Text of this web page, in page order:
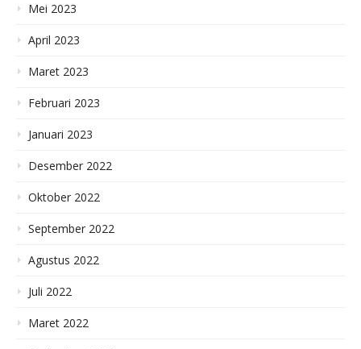
Mei 2023
April 2023
Maret 2023
Februari 2023
Januari 2023
Desember 2022
Oktober 2022
September 2022
Agustus 2022
Juli 2022
Maret 2022